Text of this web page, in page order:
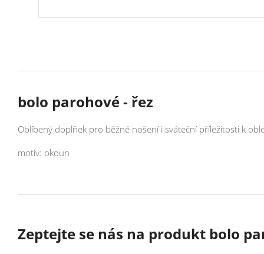
bolo parohové - řez
Oblíbený doplňek pro běžné nošení i sváteční příležitosti k
motiv: okoun
Zeptejte se nás na produkt bolo